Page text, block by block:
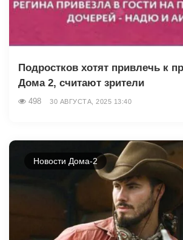
Подростков хотят привлечь к
Дома 2, считают зрители
498 30 АВГУСТА, 2025 13:40
Новости Дома-2